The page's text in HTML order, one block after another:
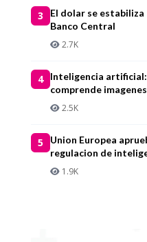
3
El dolar se
Banco Central
2.7K
4
Inteligencia
comprende
2.5K
5
Union Europea
regulacion de
1.9K